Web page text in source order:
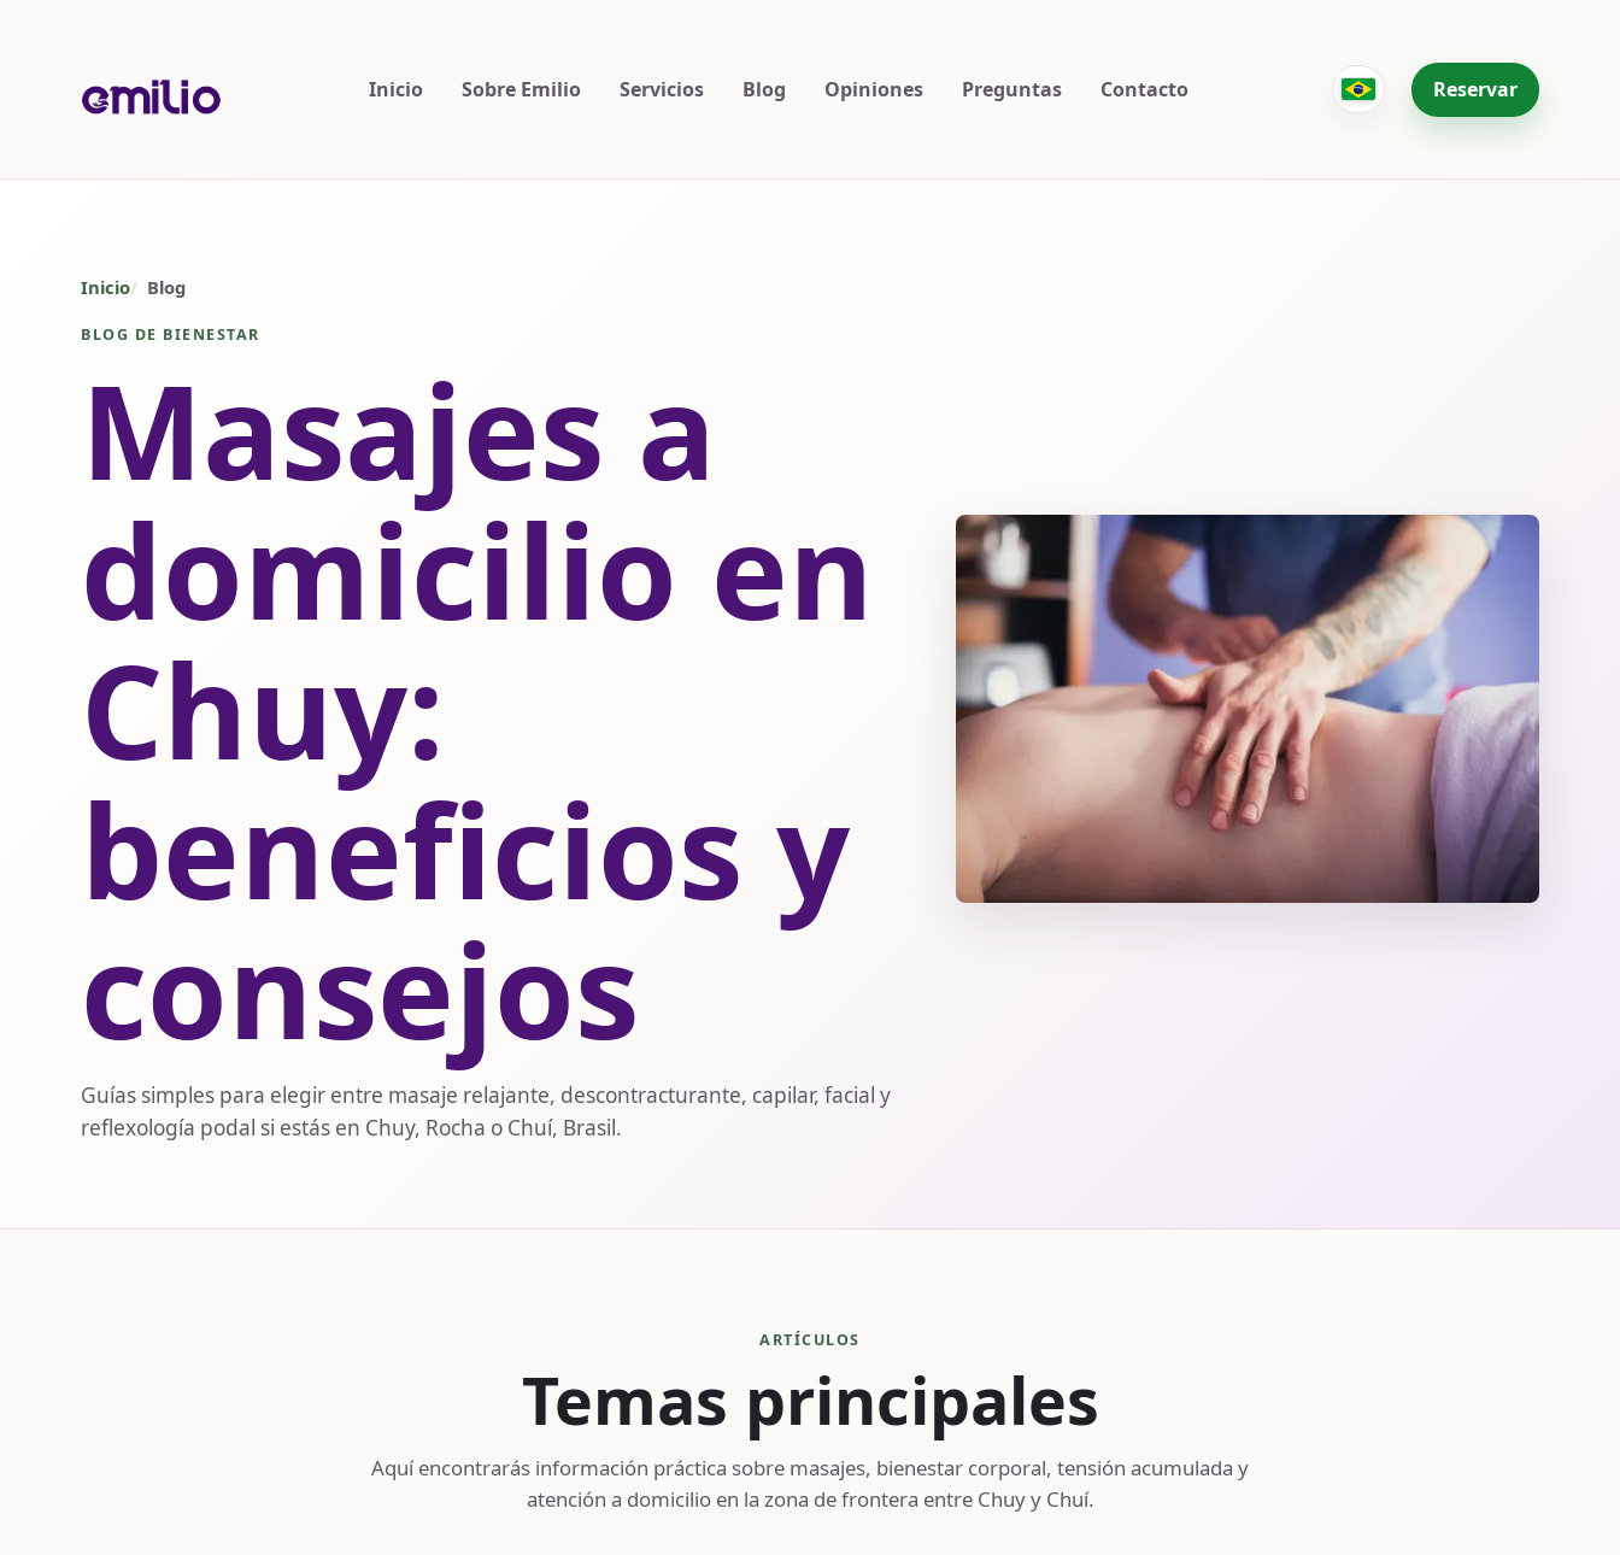
Inicio Sobre Emilio Servicios Blog Opiniones Preguntas Contacto Reservar
Inicio Blog
BLOG DE BIENESTAR
Masajes a
domicilio en
Chuy:
beneficios y
consejos
Guías simples para elegir entre masaje relajante, descontracturante, capilar, facial y
reflexología podal si estás en Chuy, Rocha o Chuí, Brasil.
ARTÍCULOS
Temas principales
Aquí encontrarás información práctica sobre masajes, bienestar corporal, tensión acumulada y
atención a domicilio en la zona de frontera entre Chuy y Chuí.